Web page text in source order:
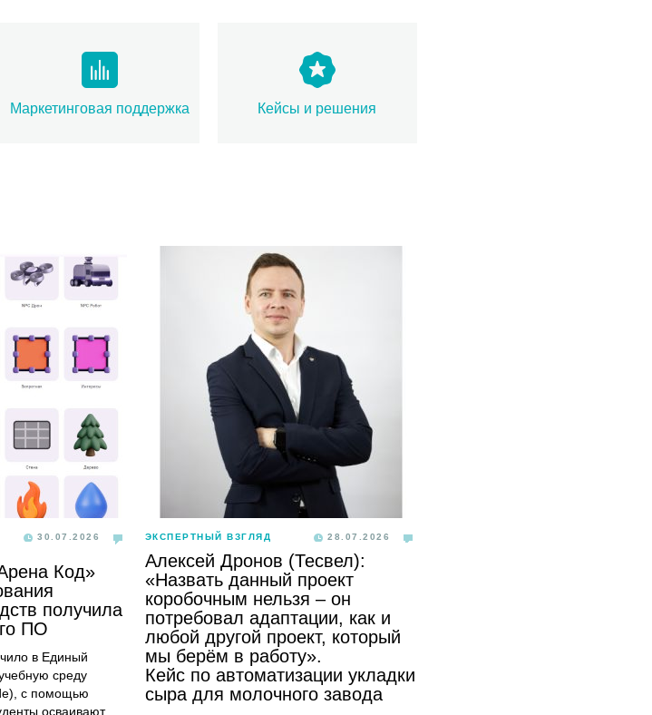
Маркетинговая поддержка Кейсы и решения
30.07.2026
Код»
получила
ПО
в Единый
среду
с помощью
осваивают
ЭКСПЕРТНЫЙ ВЗГЛЯД 28.07.2026
Алексей Дронов (Тесвел):
«Назвать данный проект
коробочным нельзя – он
потребовал адаптации, как и
любой другой проект, который
мы берём в работу».
Кейс по автоматизации укладки
сыра для молочного завода